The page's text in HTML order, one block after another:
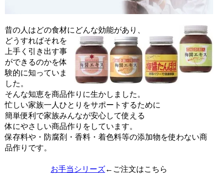
昔の人はどの食材にどんな効能があり、
どうすればそれを
上手く引き出す事
ができるのかを体
験的に知っていま
した。
そんな知恵を商品作りに生かしました。
忙しい家族一人ひとりをサポートするために
簡単便利で家族みんなが安心して使える
体にやさしい商品作りをしています。
保存料や・防腐剤・香料・着色料等の添加物を使わない商
品作りです。
お手当シリーズ←ご注文はこちら